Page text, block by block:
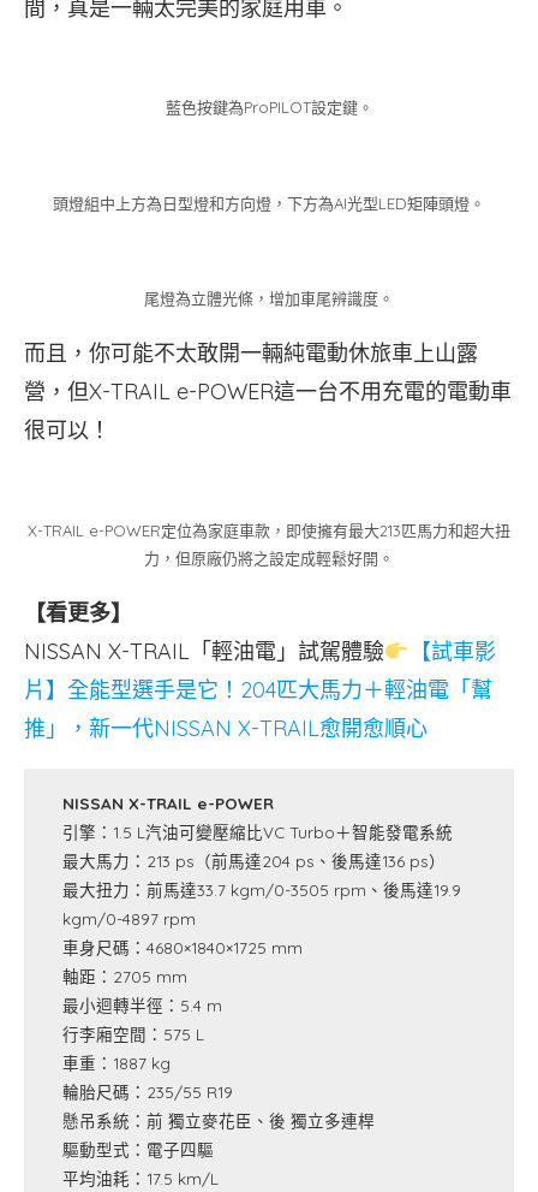
間，真是一輛太完美的家庭用車。
藍色按鍵為ProPILOT設定鍵。
頭燈組中上方為日型燈和方向燈，下方為AI光型LED矩陣頭燈。
尾燈為立體光條，增加車尾辨識度。
而且，你可能不太敢開一輛純電動休旅車上山露
營，但X-TRAIL e-POWER這一台不用充電的電動車
很可以！
X-TRAIL e-POWER定位為家庭車款，即使擁有最大213匹馬力和超大扭
力，但原廠仍將之設定成輕鬆好開。
【看更多】
NISSAN X-TRAIL「輕油電」試駕體驗
【試車影
片】全能型選手是它！204匹大馬力＋輕油電「幫
推」，新一代NISSAN X-TRAIL愈開愈順心
NISSAN X-TRAIL e-POWER
引擎：1.5 L汽油可變壓縮比VC Turbo＋智能發電系統
最大馬力：213 ps（前馬達204 ps、後馬達136 ps）
最大扭力：前馬達33.7 kgm/0-3505 rpm、後馬達19.9
kgm/0-4897 rpm
車身尺碼：4680×1840×1725 mm
軸距：2705 mm
最小迴轉半徑：5.4 m
行李廂空間：575 L
車重：1887 kg
輪胎尺碼：235/55 R19
懸吊系統：前 獨立麥花臣、後 獨立多連桿
驅動型式：電子四驅
平均油耗：17.5 km/L